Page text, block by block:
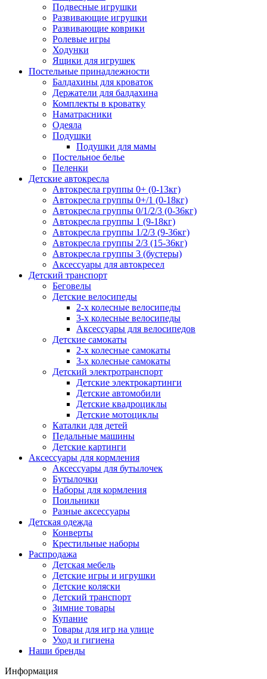
Подвесные игрушки
Развивающие игрушки
Развивающие коврики
Ролевые игры
Ходунки
Ящики для игрушек
Постельные принадлежности
Балдахины для кроваток
Держатели для балдахина
Комплекты в кроватку
Наматрасники
Одеяла
Подушки
Подушки для мамы
Постельное белье
Пеленки
Детские автокресла
Автокресла группы 0+ (0-13кг)
Автокресла группы 0+/1 (0-18кг)
Автокресла группы 0/1/2/3 (0-36кг)
Автокресла группы 1 (9-18кг)
Автокресла группы 1/2/3 (9-36кг)
Автокресла группы 2/3 (15-36кг)
Автокресла группы 3 (бустеры)
Аксессуары для автокресел
Детский транспорт
Беговелы
Детские велосипеды
2-х колесные велосипеды
3-х колесные велосипеды
Аксессуары для велосипедов
Детские самокаты
2-х колесные самокаты
3-х колесные самокаты
Детский электротранспорт
Детские электрокартинги
Детские автомобили
Детские квадроциклы
Детские мотоциклы
Каталки для детей
Педальные машины
Детские картинги
Аксессуары для кормления
Аксессуары для бутылочек
Бутылочки
Наборы для кормления
Поильники
Разные аксессуары
Детская одежда
Конверты
Крестильные наборы
Распродажа
Детская мебель
Детские игры и игрушки
Детские коляски
Детский транспорт
Зимние товары
Купание
Товары для игр на улице
Уход и гигиена
Наши бренды
Информация